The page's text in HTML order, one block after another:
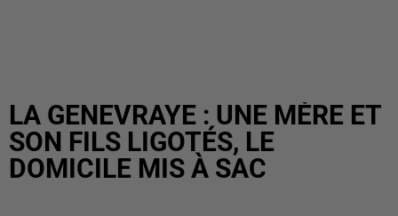
LA GENEVRAYE : UNE MÈRE ET
SON FILS LIGOTÉS, LE
DOMICILE MIS À SAC